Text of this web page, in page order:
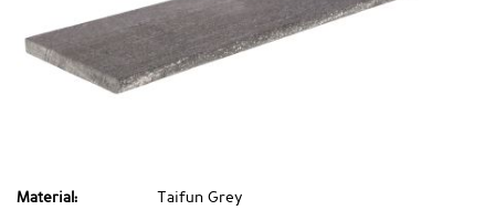
Material: Taifun Grey